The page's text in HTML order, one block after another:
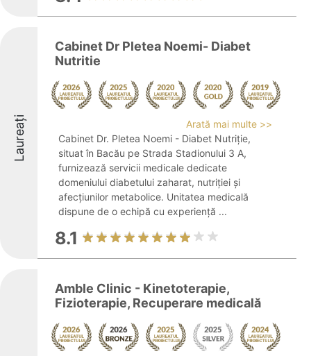
Laureați
Cabinet Dr Pletea Noemi- Diabet
Nutritie
Arată mai multe >>
Cabinet Dr. Pletea Noemi - Diabet Nutriție,
situat în Bacău pe Strada Stadionului 3 A,
furnizează servicii medicale dedicate
domeniului diabetului zaharat, nutriției și
afecțiunilor metabolice. Unitatea medicală
dispune de o echipă cu experiență ...
8.1
Amble Clinic - Kinetoterapie,
Fizioterapie, Recuperare medicală